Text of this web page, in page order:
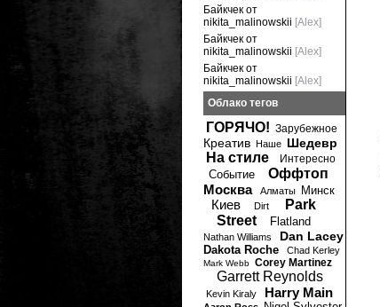
Байкчек от
nikita_malinowskii [Alex]
Байкчек от
nikita_malinowskii [Alex]
Байкчек от
nikita_malinowskii [Alex]
Облако тегов
ГОРЯЧО! Зарубежное
Креатив Наше Шедевр
На стиле Интересно
Событие
Оффтоп
Москва
Алматы Минск
Киев Dirt
Park
Street
Flatland
Nathan Williams Dan Lacey
Dakota Roche Chad Kerley
Mark Webb Corey Martinez
Garrett Reynolds
Kevin Kiraly Harry Main